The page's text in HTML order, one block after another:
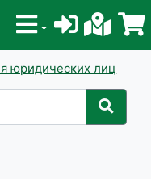
юридических лиц